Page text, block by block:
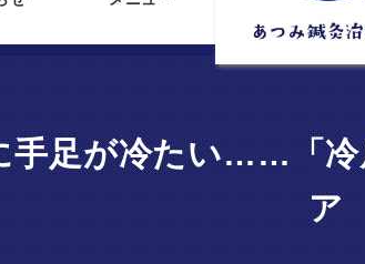
手足が冷たい……「
ア